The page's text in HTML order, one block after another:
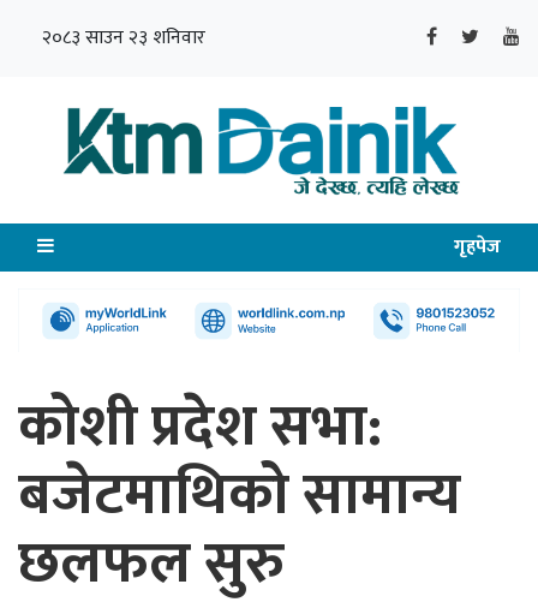
२०८३ साउन २३ शनिवार
गृहपेज
कोशी प्रदेश सभा:
बजेटमाथिको सामान्य
छलफल सुरु